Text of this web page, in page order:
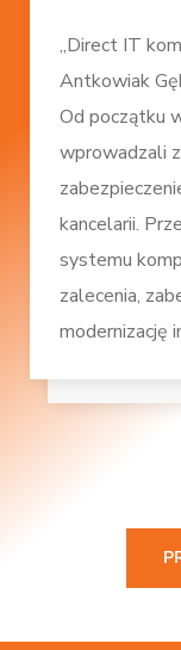
„Direct IT
Antkowiak
Od początku
wprowadzali
kancelarii.
systemu
zalecenia,
modernizację